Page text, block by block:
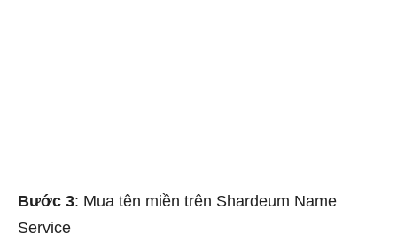
Bước 3: Mua tên miền trên Shardeum Name
Service